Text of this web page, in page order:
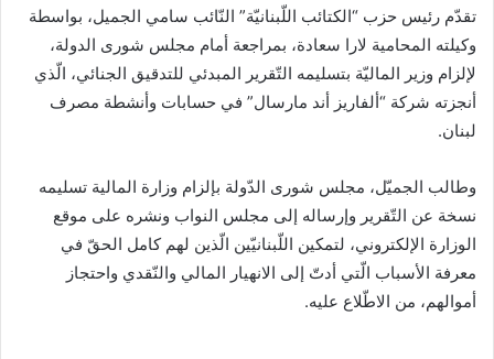
تقدّم رئيس حزب “الكتائب اللّبنانيّة” النّائب سامي الجميل، بواسطة
وكيلته المحامية لارا سعادة، بمراجعة أمام مجلس شورى الدولة،
لإلزام وزير الماليّة بتسليمه التّقرير المبدئي للتدقيق الجنائي، الّذي
أنجزته شركة “ألفاريز أند مارسال” في حسابات وأنشطة مصرف
لبنان.
وطالب الجميّل، مجلس شورى الدّولة بإلزام وزارة المالية تسليمه
نسخة عن التّقرير وإرساله إلى مجلس النواب ونشره على موقع
الوزارة الإلكتروني، لتمكين اللّبنانيّين الّذين لهم كامل الحقّ في
معرفة الأسباب الّتي أدتّ إلى الانهيار المالي والنّقدي واحتجاز
أموالهم، من الاطّلاع عليه.